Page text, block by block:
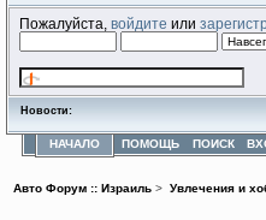
Пожалуйста,войдите или
Новости:
НАЧАЛО ПОМОЩЬ ПОИСК
Авто Форум :: Израиль > Увлечения и